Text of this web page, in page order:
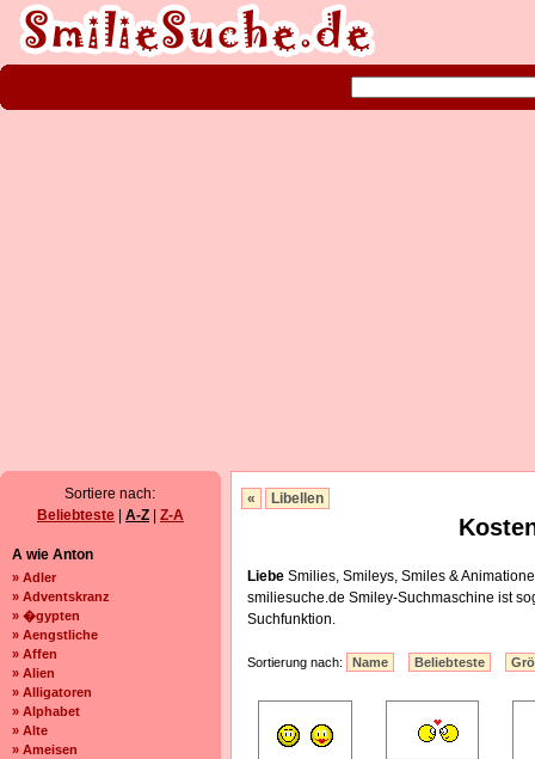
Sortiere nach:
Beliebteste
A-Z Z-A
A wie Anton
» Adler
» Adventskranz
» �gypten
» Aengstliche
» Affen
» Alien
» Alligatoren
» Alphabet
» Alte
» Ameisen
« Libellen
Liebe Smilies, Smileys, Smiles &
smiliesuche.de Smiley-Suchmaschine ist
Suchfunktion.
Sortierung nach: Name Beliebteste